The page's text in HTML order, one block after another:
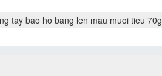
tay bao ho bang len mau muoi tieu 70g